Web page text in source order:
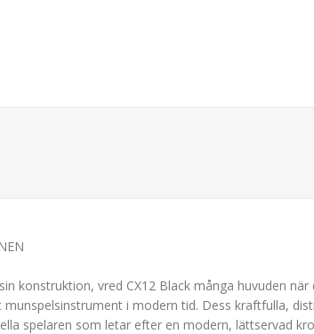
konstruktion, vred CX12 Black många huvuden
i modern tid. Dess kraftfulla,
spelaren som letar efter en modern, lättservad